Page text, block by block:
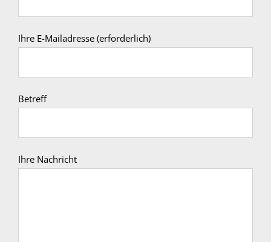
Ihre E-Mailadresse (erforderlich)
Betreff
Ihre Nachricht